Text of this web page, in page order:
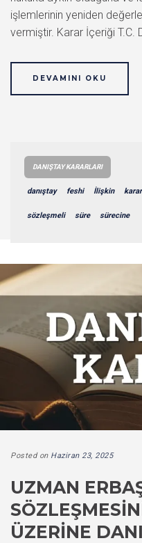
işlemlerinin yeniden
vermiştir. Karar İçeriği T.C.
DEVAMINI OKU
DANIŞTAY KARARLARI
danıştay feshi İlişkin karar
sözleşmeli süre sürecine
Posted on Haziran 23, 2025
UZMAN
ÜZERINE